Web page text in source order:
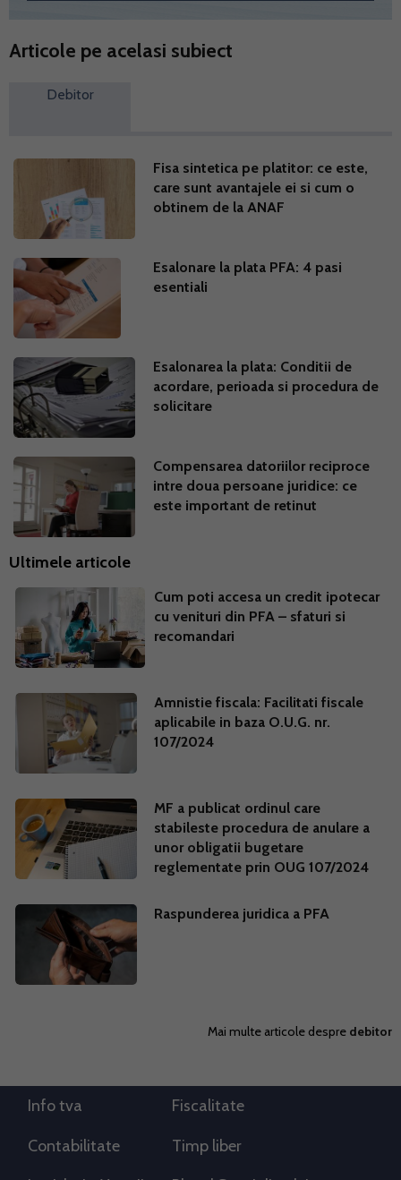
Articole pe acelasi subiect
Debitor
Fisa sintetica pe platitor: ce este,
care sunt avantajele ei si cum o
obtinem de la ANAF
Esalonare la plata PFA: 4 pasi
esentiali
Esalonarea la plata: Conditii de
acordare, perioada si procedura de
solicitare
Compensarea datoriilor reciproce
intre doua persoane juridice: ce
este important de retinut
Ultimele articole
Cum poti accesa un credit ipotecar
cu venituri din PFA – sfaturi si
recomandari
Amnistie fiscala: Facilitati fiscale
aplicabile in baza O.U.G. nr.
107/2024
MF a publicat ordinul care
stabileste procedura de anulare a
unor obligatii bugetare
reglementate prin OUG 107/2024
Raspunderea juridica a PFA
Mai multe articole despre debitor
Info tva Fiscalitate
Contabilitate Timp liber